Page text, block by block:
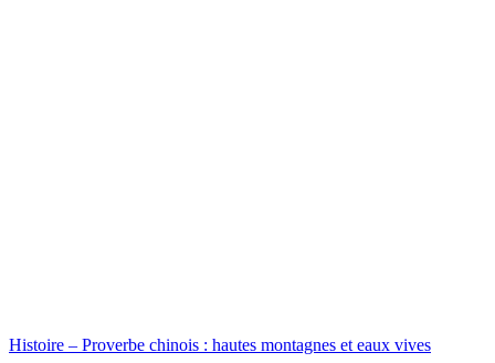
Histoire – Proverbe chinois : hautes montagnes et eaux vives